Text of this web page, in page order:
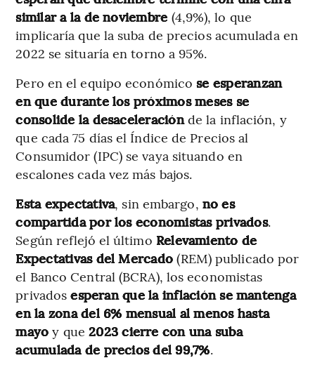
similar a la de noviembre (4,9%), lo que
implicaría que la suba de precios acumulada en
2022 se situaría en torno a 95%.
Pero en el equipo económicose esperanzan
en que durante los próximos meses se
consolide la desaceleraciónde la inflación, y
que cada 75 días el Índice de Precios al
Consumidor (IPC) se vaya situando en
escalones cada vez más bajos.
Esta expectativa, sin embargo, no es
compartida por los economistas privados.
Según reflejó el último Relevamiento de
Expectativas del Mercado(REM) publicado por
el Banco Central (BCRA), los economistas
privadosesperan que la inflación se mantenga
en la zona del 6% mensual al menos hasta
mayo y que2023 cierre con una suba
acumulada de precios del 99,7%.